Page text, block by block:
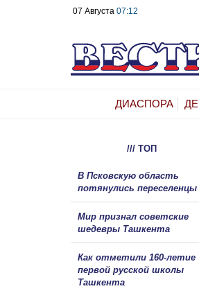
07 Августа 07:12
ДИАСПОРА
/// ТОП
В Псковскую область
потянулись переселенцы
Мир признал советские
шедевры Ташкента
Как отметили 160-летие
первой русской школы
Ташкента